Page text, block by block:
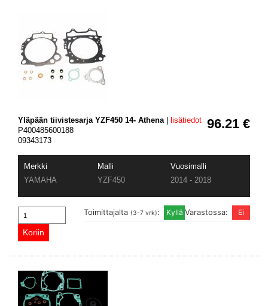
96.21 €
Yläpään tiivistesarja YZF450 14- Athena|
lisätiedot
P400485600188
09343173
Merkki Malli
Vuosimalli
YAMAHA
YZF450 2014 - 2018
Varastossa:
Toimittajalta (3-7 vrk):